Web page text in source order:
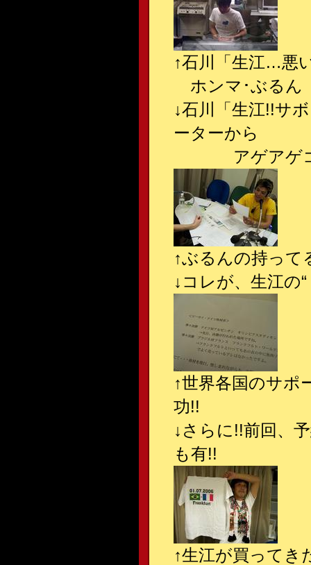
↑石川「生江…悪
ホンマ･ぶるん
↓石川「生江!!サ
ーターから
アゲアゲコメ
↑ぶるんの持って
↓ コレが、生江の
↑世界各国のサポ
功!!
↓ さらに!!前回、
も有!!
↑生江が買ってき